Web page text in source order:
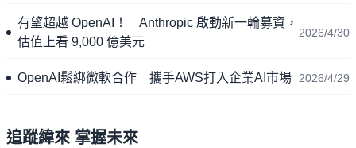
有望超越 OpenAI！ Anthropic 啟動新一輪募資，
估值上看 9,000 億美元
2026/4/30
OpenAI鬆綁微軟合作 攜手AWS打入企業AI市場 2026/4/29
追蹤緯來 掌握未來